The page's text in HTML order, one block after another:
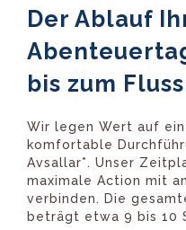
Der Ablauf
bis zum Fluss
Wir legen Wert auf
komfortable
Avsallar*. Unser
maximale Action mit
verbinden. Die
beträgt etwa 9 bis 10